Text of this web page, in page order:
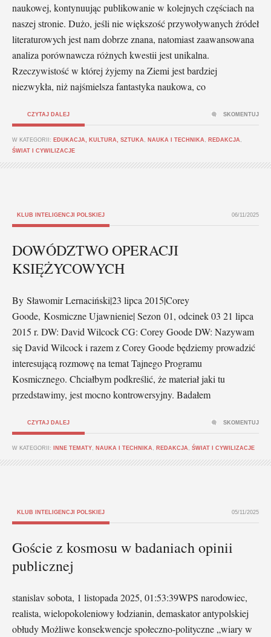
naukowej, kontynuując publikowanie w kolejnych częściach na
naszej stronie. Dużo, jeśli nie większość przywoływanych źródeł
literaturowych jest nam dobrze znana, natomiast zaawansowana
analiza porównawcza różnych kwestii jest unikalna.
Rzeczywistość w której żyjemy na Ziemi jest bardziej
niezwykła, niż najśmielsza fantastyka naukowa, co
CZYTAJ DALEJ
W KATEGORII: EDUKACJA, KULTURA, SZTUKA NAUKA I TECHNIKA REDAKCJA
ŚWIAT I CYWILIZACJE
SKOMENTUJ
KLUB INTELIGENCJI POLSKIEJ 06/11/2025
DOWÓDZTWO OPERACJI
KSIĘŻYCOWYCH
By Sławomir Lernaciński|23 lipca 2015|Corey
Goode, Kosmiczne Ujawnienie| Sezon 01, odcinek 03 21 lipca
2015 r. DW: David Wilcock CG: Corey Goode DW: Nazywam
się David Wilcock i razem z Corey Goode będziemy prowadzić
interesującą rozmowę na temat Tajnego Programu
Kosmicznego. Chciałbym podkreślić, że materiał jaki tu
przedstawimy, jest mocno kontrowersyjny. Badałem
CZYTAJ DALEJ
W KATEGORII: INNE TEMATY NAUKA I TECHNIKA REDAKCJA ŚWIAT I CYWILIZACJE
SKOMENTUJ
KLUB INTELIGENCJI POLSKIEJ 05/11/2025
Goście z kosmosu w badaniach opinii
publicznej
stanislav sobota, 1 listopada 2025, 01:53:39WPS narodowiec,
realista, wielopokoleniowy łodzianin, demaskator antypolskiej
obłudy Możliwe konsekwencje społeczno-polityczne „wiary w